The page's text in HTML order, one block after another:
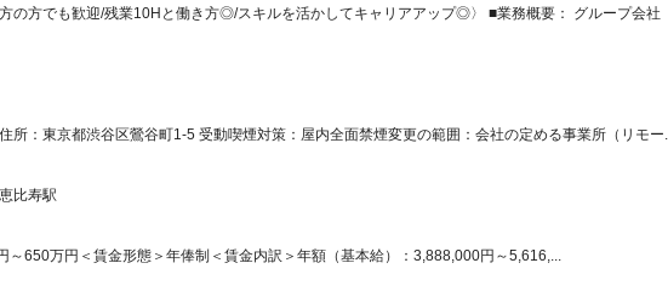
方の方でも歓迎/残業10Hと働き方◎/スキルを活かしてキャリアアップ◎〉 ■業務概要： グループ会社
所：東京都渋谷区鶯谷町1-5 受動喫煙対策：屋内全面禁煙変更の範囲：会社の定める事業所（リモー...
比寿駅
～650万円＜賃金形態＞年俸制＜賃金内訳＞年額（基本給）：3,888,000円～5,616,...